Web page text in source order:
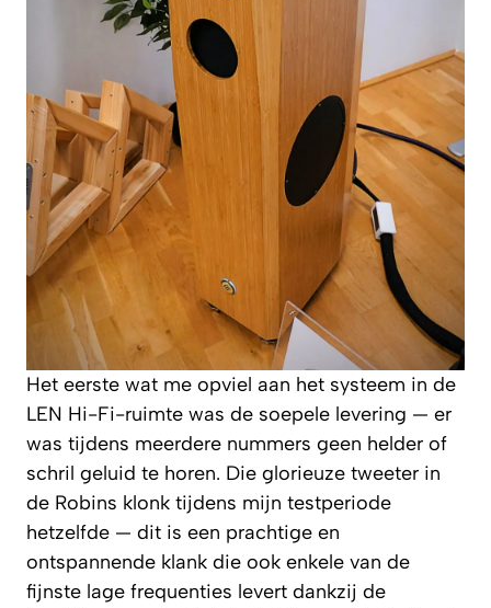
Het eerste wat me opviel aan het systeem in de
LEN Hi-Fi-ruimte was de soepele levering — er
was tijdens meerdere nummers geen helder of
schril geluid te horen. Die glorieuze tweeter in
de Robins klonk tijdens mijn testperiode
hetzelfde — dit is een prachtige en
ontspannende klank die ook enkele van de
fijnste lage frequenties levert dankzij de